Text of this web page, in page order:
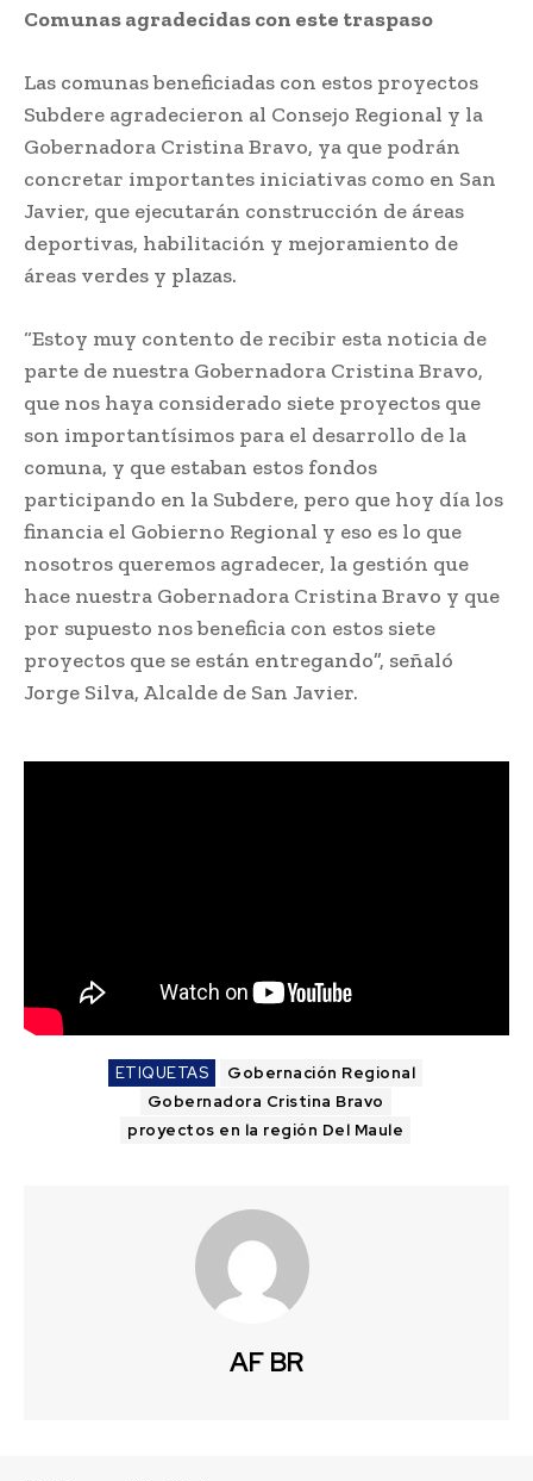
Comunas agradecidas con este traspaso
Las comunas beneficiadas con estos proyectos
Subdere agradecieron al Consejo Regional y la
Gobernadora Cristina Bravo, ya que podrán
concretar importantes iniciativas como en San
Javier, que ejecutarán construcción de áreas
deportivas, habilitación y mejoramiento de
áreas verdes y plazas.
“Estoy muy contento de recibir esta noticia de
parte de nuestra Gobernadora Cristina Bravo,
que nos haya considerado siete proyectos que
son importantísimos para el desarrollo de la
comuna, y que estaban estos fondos
participando en la Subdere, pero que hoy día los
financia el Gobierno Regional y eso es lo que
nosotros queremos agradecer, la gestión que
hace nuestra Gobernadora Cristina Bravo y que
por supuesto nos beneficia con estos siete
proyectos que se están entregando”, señaló
Jorge Silva, Alcalde de San Javier.
ETIQUETAS
Gobernación Regional
Gobernadora Cristina Bravo
proyectos en la región Del Maule
AF BR